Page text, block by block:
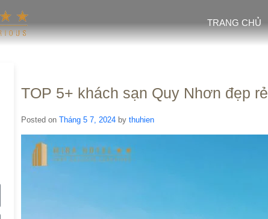
TRANG CHỦ
TOP 5+ khách sạn Quy Nhơn đẹp
Posted on Tháng 5 7, 2024 by thuhien